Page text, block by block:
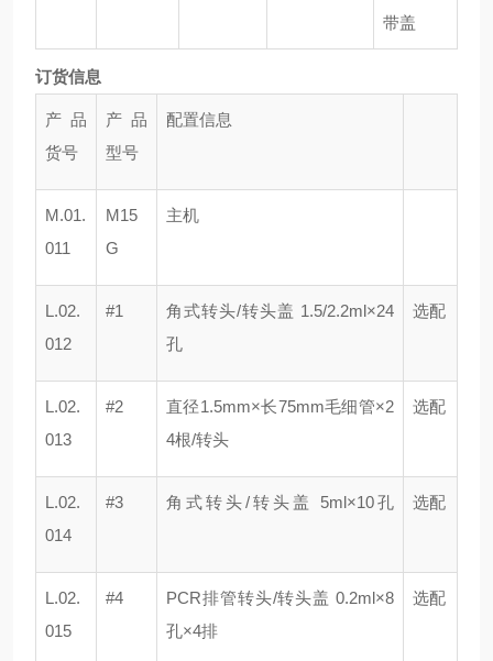
带盖
订货信息
产品
货号
产品
型号
配置信息
M.01.
011
M15
G
主机
L.02.
012
#1
角式转头/转头盖 1.5/2.2ml×24
孔
选配
L.02.
013
#2
直径1.5mm×长75mm毛细管×2
4根/转头
选配
L.02.
014
#3 角式转头/转头盖 5ml×10孔 选配
L.02.
015
#4
PCR排管转头/转头盖 0.2ml×8
孔×4排
选配